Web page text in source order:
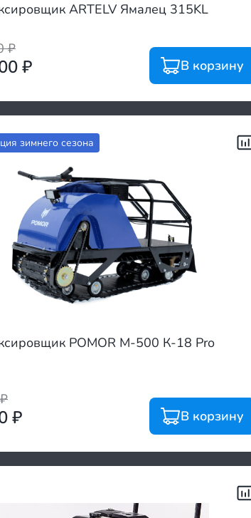
ARTELV Ямалец 315KL
₽
₽ В корзину
зимнего сезона
POMOR M-500 К-18 Pro
₽
₽ В корзину